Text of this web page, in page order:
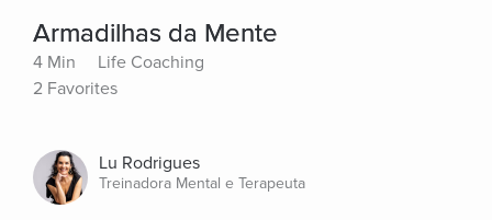
Armadilhas da Mente
4 Min
Life Coaching
2 Favorites
Lu Rodrigues
Treinadora Mental e Terapeuta